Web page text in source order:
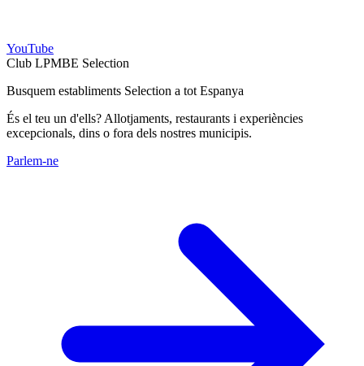
YouTube
Club LPMBE Selection
Busquem establiments Selection a tot Espanya
És el teu un d'ells? Allotjaments, restaurants i experiències
excepcionals, dins o fora dels nostres municipis.
Parlem-ne